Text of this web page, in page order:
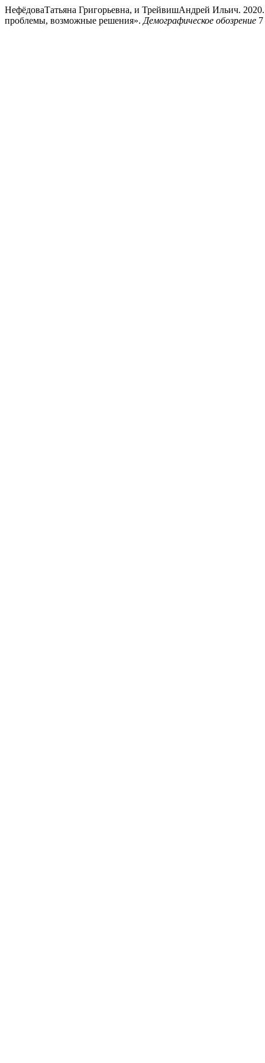
НефёдоваТатьяна Григорьевна, и ТрейвишАндрей Ильич.
проблемы, возможные решения». Демографическое обозрение